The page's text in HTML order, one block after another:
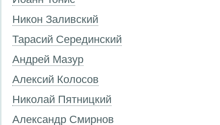
Никон Заливский
Тарасий Серединский
Андрей Мазур
Алексий Колосов
Николай Пятницкий
Александр Смирнов